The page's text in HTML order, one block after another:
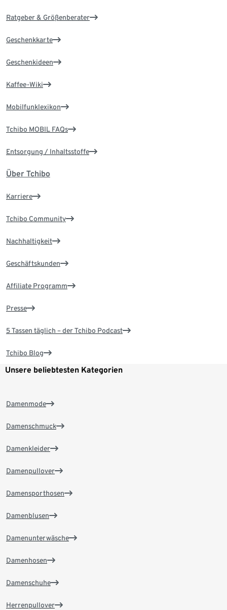
Ratgeber & Größenberater
Geschenkkarte
Geschenkideen
Kaffee-Wiki
Mobilfunklexikon
Tchibo MOBIL FAQs
Entsorgung / Inhaltsstoffe
Über Tchibo
Karriere
Tchibo Community
Nachhaltigkeit
Geschäftskunden
Affiliate Programm
Presse
5 Tassen täglich – der Tchibo Podcast
Tchibo Blog
Unsere beliebtesten Kategorien
Damenmode
Damenschmuck
Damenkleider
Damenpullover
Damensporthosen
Damenblusen
Damenunterwäsche
Damenhosen
Damenschuhe
Herrenpullover